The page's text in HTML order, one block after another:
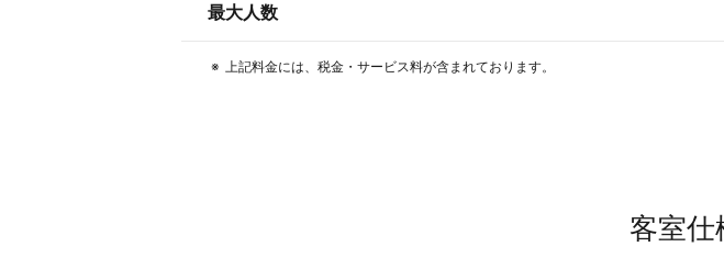
最大人数
上記料金には、税金・サービス料が含まれております。
客室仕